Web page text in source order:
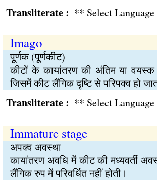
:
Imago
पूर्णक (पूर्णकीट)
कीटों के कायांतरण की अंतिम या
जिसमें कीट लैंगिक दृष्टि से परिपक्व हो
:
Immature stage
अपक्व अवस्था
कायांतरण अवधि में कीट की मध्यवर्ती
लैंगिक रुप में परिवर्धित नहीं होती।